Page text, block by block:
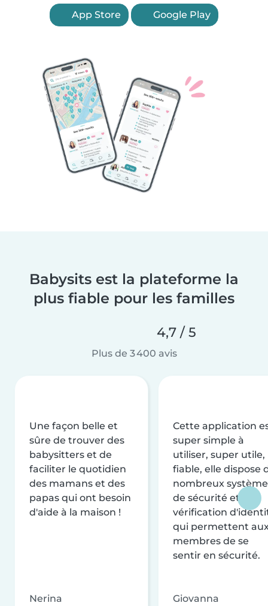
App Store Google Play
Babysits est la plateforme la
plus fiable pour les familles
4,7 / 5
Plus de 3 400 avis
Une façon belle et
sûre de trouver des
babysitters et de
faciliter le quotidien
des mamans et des
papas qui ont besoin
d'aide à la maison !
Nerina
Cette application
super simple à
utiliser, super utile,
fiable, elle dispose
nombreux
de sécurité et de
vérification
qui permettent
membres de se
sentir en sécurité.
Giovanna